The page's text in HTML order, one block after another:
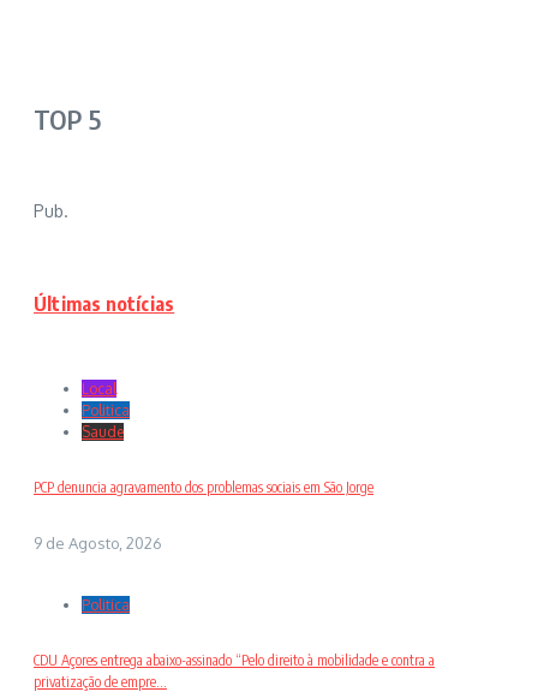
TOP 5
Pub.
Últimas notícias
Local
Politica
Saude
PCP denuncia agravamento dos problemas sociais em São Jorge
9 de Agosto, 2026
Politica
CDU Açores entrega abaixo-assinado “Pelo direito à mobilidade e contra a
privatização de empre...